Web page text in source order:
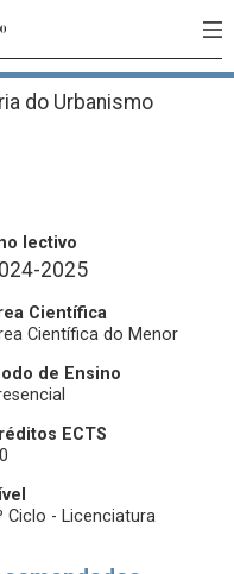
do Urbanismo
lectivo
2025
Científica
Científica do Menor
de Ensino
ECTS
Ciclo - Licenciatura